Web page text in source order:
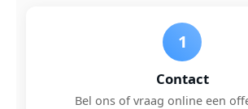
1
Contact
Bel ons of vraag online een